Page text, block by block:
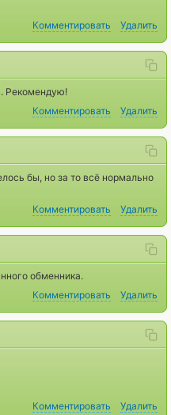
Комментировать
Удалить
Рекомендую!
Комментировать
Удалить
бы, но за то всё нормально
Комментировать
Удалить
обменника.
Комментировать
Удалить
Комментировать
Удалить